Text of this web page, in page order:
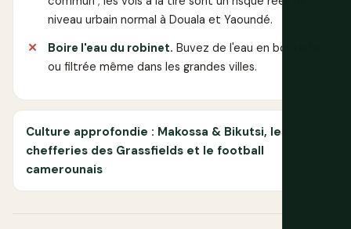
niveau urbain normal à Douala et Yaoundé.
Boire l'eau du robinet. Buvez de l'eau en bouteille
ou filtrée même dans les grandes villes.
Culture approfondie : Makossa & Bikutsi, les
chefferies des Grassfields et le football
camerounais